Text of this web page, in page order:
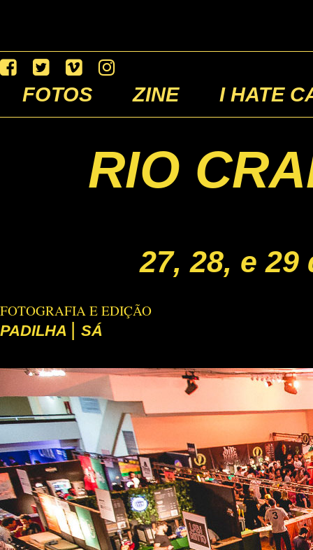
FOTOS ZINE I HATE
RIO
27, 28, e
FOTOGRAFIA E EDIÇÃO
PADILHA | SÁ